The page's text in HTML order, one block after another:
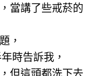
當講了些戒菸的
，
時告訴我，